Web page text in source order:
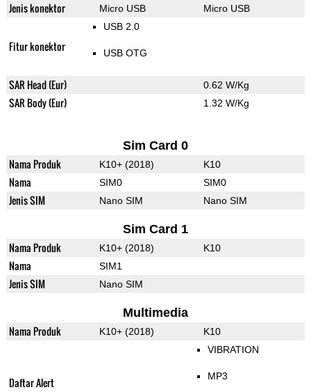
Jenis konektor Micro USB Micro USB
Fitur konektor
USB 2.0
USB OTG
SAR Head (Eur) 0.62 W/Kg
SAR Body (Eur) 1.32 W/Kg
Sim Card 0
Nama Produk K10+ (2018) K10
Nama SIM0 SIM0
Jenis SIM Nano SIM Nano SIM
Sim Card 1
Nama Produk K10+ (2018) K10
Nama SIM1
Jenis SIM Nano SIM
Multimedia
Nama Produk K10+ (2018) K10
Daftar Alert
VIBRATION
MP3